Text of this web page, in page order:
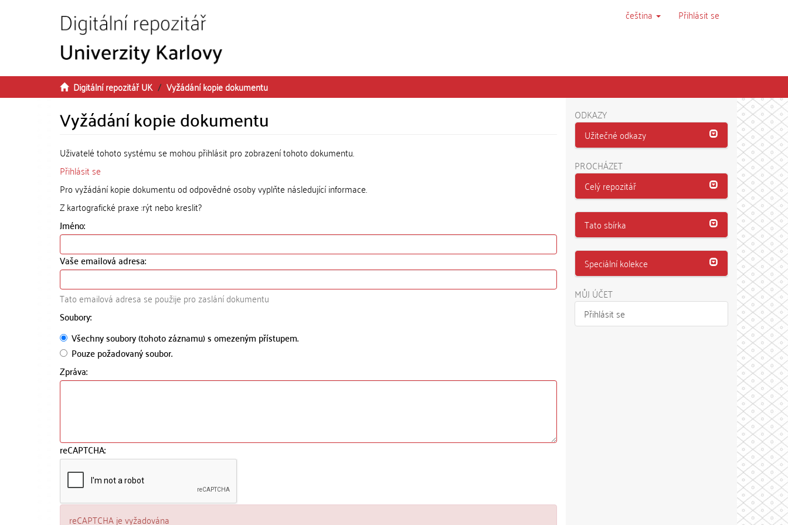
čeština Přihlásit se
Digitální repozitář UK Vyžádání kopie dokumentu
Vyžádání kopie dokumentu
Uživatelé tohoto systému se mohou přihlásit pro zobrazení tohoto dokumentu.
Přihlásit se
Pro vyžádání kopie dokumentu od odpovědné osoby vyplňte následující informace.
Z kartografické praxe :rýt nebo kreslit?
Jméno:
Vaše emailová adresa:
Tato emailová adresa se použije pro zaslání dokumentu
Soubory:
Všechny soubory (tohoto záznamu) s omezeným přístupem.
Pouze požadovaný soubor.
Zpráva:
reCAPTCHA:
reCAPTCHA je vyžadována
ODKAZY
Užitečné odkazy
PROCHÁZET
Celý repozitář
Tato sbírka
Speciální kolekce
MŮJ ÚČET
Přihlásit se